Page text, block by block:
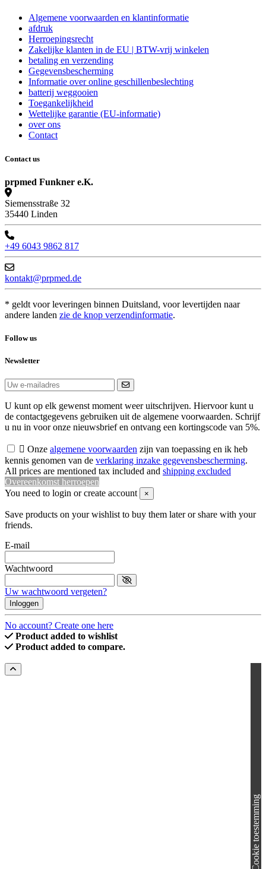
Algemene voorwaarden en klantinformatie
afdruk
Herroepingsrecht
Zakelijke klanten in de EU | BTW-vrij winkelen
betaling en verzending
Gegevensbescherming
Informatie over online geschillenbeslechting
batterij weggooien
Toegankelijkheid
Wettelijke garantie (EU-informatie)
over ons
Contact
Contact us
prpmed Funkner e.K.
Siemensstraße 32
35440 Linden
+49 6043 9862 817
kontakt@prpmed.de
* geldt voor leveringen binnen Duitsland, voor levertijden naar
andere landen zie de knop verzendinformatie.
Follow us
Newsletter
U kunt op elk gewenst moment weer uitschrijven. Hiervoor kunt u
de contactgegevens gebruiken uit de algemene voorwaarden. Schrijf
u nu in voor onze nieuwsbrief en ontvang een kortingscode van 5%.
 Onze algemene voorwaarden zijn van toepassing en ik heb
kennis genomen van de verklaring inzake gegevensbescherming.
All prices are mentioned tax included and shipping excluded
Overeenkomst herroepen
You need to login or create account
×
Save products on your wishlist to buy them later or share with your
friends.
E-mail
Wachtwoord
Uw wachtwoord vergeten?
Inloggen
No account? Create one here
Product added to wishlist
Product added to compare.
Cookie toestemming